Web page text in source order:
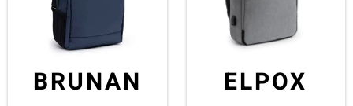
BRUNAN ELPOX